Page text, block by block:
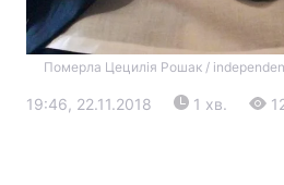
Померла Цецилія Рошак /
19:46, 22.11.2018 1 хв.